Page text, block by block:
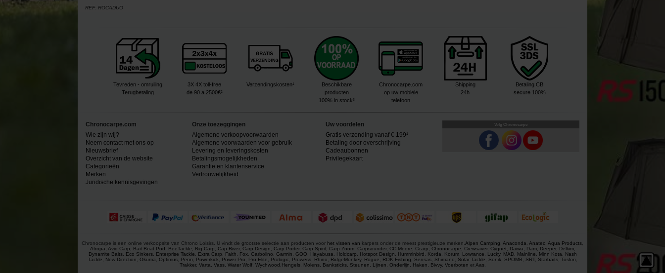
REF: ROCADUO
Tevreden - omruiling
Terugbetaling
3X 4X toll-free
de 90 a 2500€²
Verzendingskosten¹
Beschikbare
producten
100% in stock³
Chronocarpe.com
op uw mobiele
telefoon
Shipping
24h
Betaling CB
secure 100%
Chronocarpe.com
Wie zijn wij?
Neem contact met ons op
Nieuwsbrief
Overzicht van de website
Categorieën
Merken
Juridische kennisgevingen
Onze toezeggingen
Algemene verkoopvoorwaarden
Algemene voorwaarden voor gebruik
Levering en leveringskosten
Betalingsmogelijkheden
Garantie en klantenservice
Vertrouwelijkheid
Uw voordelen
Gratis verzending vanaf € 199¹
Betaling door overschrijving
Cadeaubonnen
Privilegekaart
Volg Chronocarpe
Chronocarpe is een online verkoopsite van Chrono Loisirs. U vindt de grootste selectie aan producten voor het vissen van karpers onder de meest prestigieuze merken. Alpen Camping Anaconda Anatec Aqua Products
Atropa Avid Carp Bait Boat Pod BeeTackle Big Carp Cap River, Carp Design Carp Porter, Carp Spirit, Carp Zoom, Carpsounder, CC Moore Ccarp Chronocarpe Crewsaver, Cygnet, Daiwa Dam, Deeper, Delkim,
Dynamite Baits, Eco Sinkers, Enterprise Tackle Extra Carp Faith Fox, Garbolino Garmin GOO Hayabusa Holdcarp Hotspot Design Humminbird Korda Korum, Lowrance Lucky, MAD, Mainline Minn Kota
Nash
Tackle
New Direction Okuma Optimus, Penn Powerkick, Power Pro Pro Elite Prologic Prowess, Rhino RidgeMonkey, Rogue ROK Fishing Sensas, Shimano Solar Tackle Sonik, SPOMB SRT, Starbaits, Toslon
Trakker, Varta Vass, Water Wolf, Wychwood Hengels, Molens, Banksticks, Steunen Lijnen Onderlijn Haken Bivvy, Voerboten et Aas.